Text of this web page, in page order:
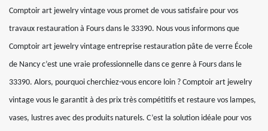
Comptoir art jewelry vintage vous promet de vous satisfaire pour vos
travaux restauration à Fours dans le 33390. Nous vous informons que
Comptoir art jewelry vintage entreprise restauration pâte de verre École
de Nancy c’est une vraie professionnelle dans ce genre à Fours dans le
33390. Alors, pourquoi cherchiez-vous encore loin ? Comptoir art jewelry
vintage vous le garantit à des prix très compétitifs et restaure vos lampes,
vases, lustres avec des produits naturels. C’est la solution idéale pour vos